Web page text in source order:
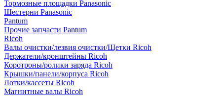
Тормозные площадки Panasonic
Шестерни Panasonic
Pantum
Прочие запчасти Pantum
Ricoh
Валы очистки/лезвия очистки/Щетки Ricoh
Держатели/кронштейны Ricoh
Коротроны/ролики заряда Ricoh
Крышки/панели/корпуса Ricoh
Лотки/кассеты Ricoh
Магнитные валы Ricoh